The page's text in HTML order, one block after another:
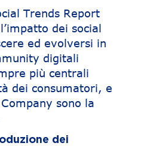
Trends Report
dei social
ed evolversi in
digitali
più centrali
dei consumatori, e
sono la
dei